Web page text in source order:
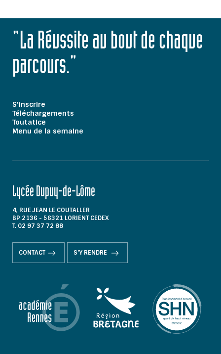
"La Réussite au bout de chaque
parcours."
S'inscrire
Téléchargements
Toutatice
Menu de la semaine
Lycée Dupuy-de-Lôme
4, RUE JEAN LE COUTALLER
BP 2136 - 56321 LORIENT CEDEX
T. 02 97 37 72 88
CONTACT S'Y RENDRE